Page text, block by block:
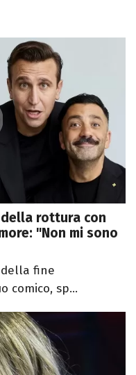
rottura con
"Non mi sono
fine
comico, sp...